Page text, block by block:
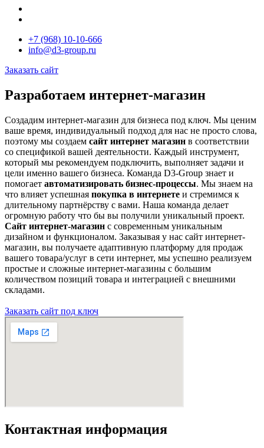
+7 (968) 10-10-666
info@d3-group.ru
Заказать сайт
Разработаем интернет-магазин
Создадим интернет-магазин для бизнеса под ключ. Мы ценим
ваше время, индивидуальный подход для нас не просто слова,
поэтому мы создаем сайт интернет магазин в соответствии
со спецификой вашей деятельности. Каждый инструмент,
который мы рекомендуем подключить, выполняет задачи и
цели именно вашего бизнеса. Команда D3-Group знает и
помогает автоматизировать бизнес-процессы. Мы знаем на
что влияет успешная покупка в интернете и стремимся к
длительному партнёрству с вами. Наша команда делает
огромную работу что бы вы получили уникальный проект.
Сайт интернет-магазин с современным уникальным
дизайном и функционалом. Заказывая у нас сайт интернет-
магазин, вы получаете адаптивную платформу для продаж
вашего товара/услуг в сети интернет, мы успешно реализуем
простые и сложные интернет-магазины с большим
количеством позиций товара и интеграцией с внешними
складами.
Заказать сайт под ключ
Контактная информация